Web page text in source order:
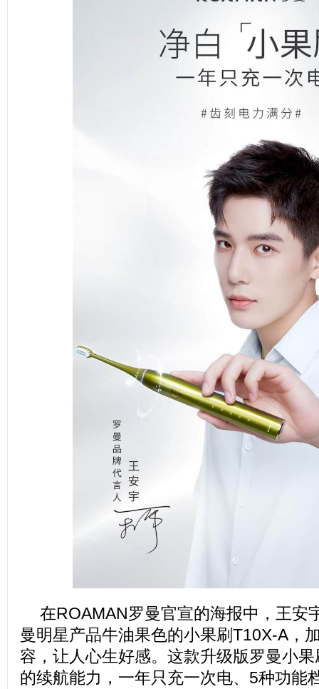
在ROAMAN罗曼官宣的海报中，王安
曼明星产品牛油果色的小果刷T10X-A，
容，让人心生好感。这款升级版罗曼小
的续航能力，一年只充一次电、5种功能